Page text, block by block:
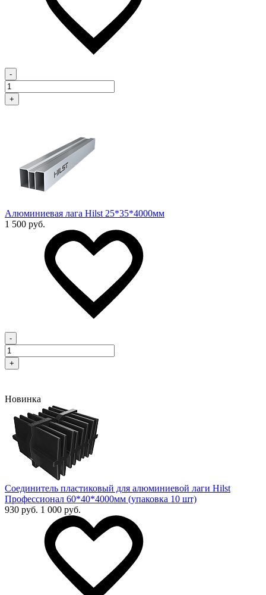
-
+
Алюминиевая лага Hilst 25*35*4000мм
1 500 руб.
-
+
Новинка
Соединитель пластиковый для алюминиевой лаги Hilst
Профессионал 60*40*4000мм (упаковка 10 шт)
930 руб. 1 000 руб.